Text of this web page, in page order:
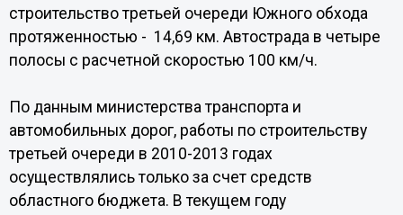
строительство третьей очереди Южного обхода
протяженностью - 14,69 км. Автострада в четыре
полосы с расчетной скоростью 100 км/ч.
По данным министерства транспорта и
автомобильных дорог, работы по строительству
третьей очереди в 2010-2013 годах
осуществлялись только за счет средств
областного бюджета. В текущем году